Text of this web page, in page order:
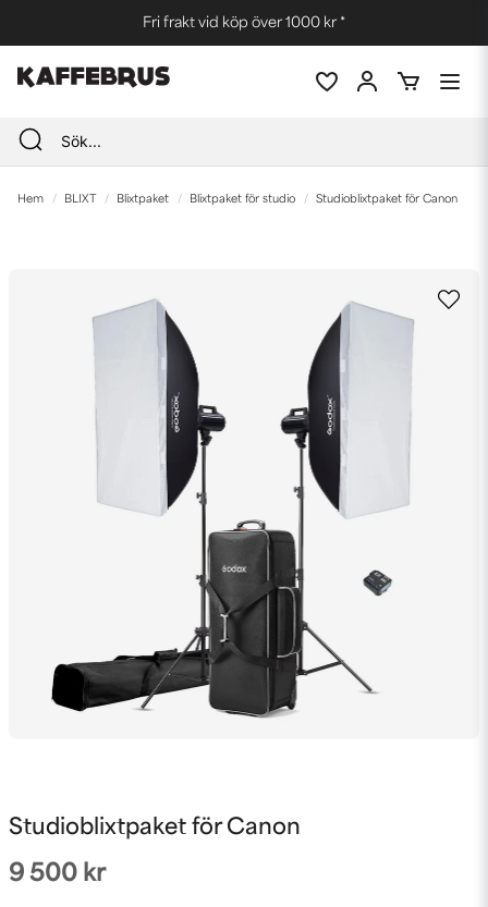
Fri frakt vid köp över 1000 kr *
Hem BLIXT Blixtpaket Blixtpaket för studio Studioblixtpaket för Canon
Studioblixtpaket för Canon
9 500 kr